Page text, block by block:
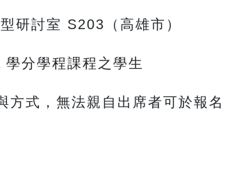
討室 S203（高雄市）
分學程課程之學生
，無法親自出席者可於報名